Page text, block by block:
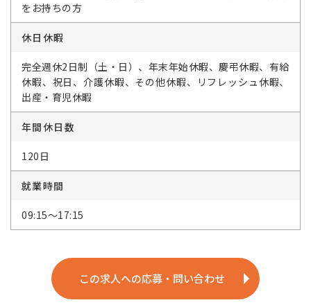
をお持ちの方
休日休暇
完全週休2日制（土・日）、年末年始休暇、慶弔休暇、有給
休暇、祝日、介護休暇、その他休暇、リフレッシュ休暇、
出産・育児休暇
年間休日数
120日
就業時間
09:15～17:15
この求人への応募・問い合わせ